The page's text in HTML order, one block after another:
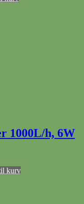
1000L/h, 6W
kurv